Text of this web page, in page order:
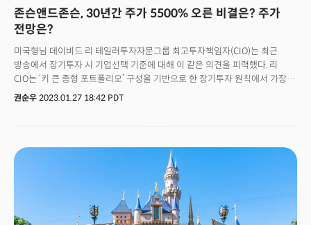
존슨앤드존슨, 30년간 주가 5500% 오른 비결은? 주가
전망은?
미국형님 데이비드 리 테일러투자자문그룹 최고투자책임자(CIO)는 최근
방송에서 장기투자 시 기업선택 기준에 대해 이 같은 의견을 피력했다. 리
CIO는 ‘키 큰 종형 포트폴리오’ 구성을 기반으로 한 장기투자 원칙에서 가장 큰
비중을 차지하는 기업은 리스크가 적고 성장폭이 크지 않지만 꾸준히
"개인적으로 가장 미국적인 가치를 보유한 대표적인 기업"이라고 선정 이유를
밝혔다. 존슨앤드존슨은 지난 24일 시장 예상치를 뛰어넘는 2022년 4분기
실적을 발표해 시장의 주목을 받았다. 매출은 전년동기 대비 4.4% 감소한
237억달러, 주당 조정 순익은 2.35달러를 보고했다. 실제 매출은 월가
예상치에 미치지 못했지만 조정 순익은 전망치인 주당 2.23달러를 웃돌았다.
리 CIO는 "지난 30년간 주가는 5500%나 급등했다"며 “1만달러를
권순우 2023.01.27 18:42 PDT